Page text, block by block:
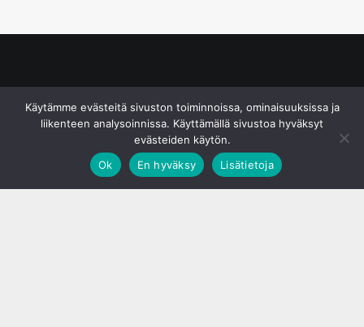
Käytämme evästeitä sivuston toiminnoissa, ominaisuuksissa ja
liikenteen analysoinnissa. Käyttämällä sivustoa hyväksyt
evästeiden käytön.
Ok
En hyväksy Lisätietoja